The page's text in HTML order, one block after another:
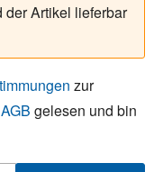
der Artikel lieferbar
zur
AGB gelesen und bin